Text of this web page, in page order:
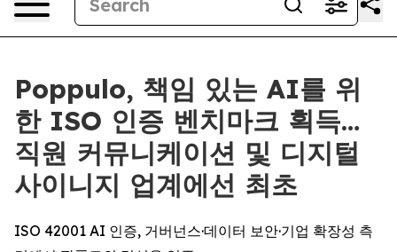
Poppulo, 책임 있는 AI를 위
한 ISO 인증 벤치마크 획득…
직원 커뮤니케이션 및 디지털
사이니지 업계에선 최초
ISO 42001 AI 인증, 거버넌스·데이터 보안·기업 확장성 측